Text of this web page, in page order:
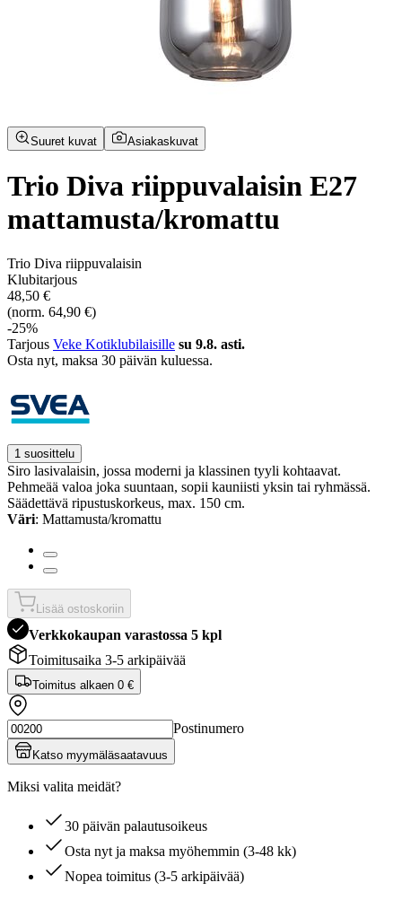
Suuret kuvat Asiakaskuvat
Trio Diva riippuvalaisin E27
mattamusta/kromattu
Trio Diva riippuvalaisin
Klubitarjous
48,50 €
(norm. 64,90 €)
-25%
Tarjous Veke Kotiklubilaisille su 9.8. asti.
Osta nyt, ­maksa 30 päivän kuluessa.
1 suosittelu
Siro lasivalaisin, jossa moderni ja klassinen tyyli kohtaavat.
Pehmeää valoa joka suuntaan, sopii kauniisti yksin tai ryhmässä.
Säädettävä ripustuskorkeus, max. 150 cm.
Väri: Mattamusta/kromattu
Lisää ostoskoriin
Verkkokaupan varastossa 5 kpl
Toimitusaika 3-5 arkipäivää
Toimitus alkaen 0 €
Postinumero
Katso myymäläsaatavuus
Miksi valita meidät?
30 päivän palautusoikeus
Osta nyt ja maksa myöhemmin (3-48 kk)
Nopea toimitus (3-5 arkipäivää)